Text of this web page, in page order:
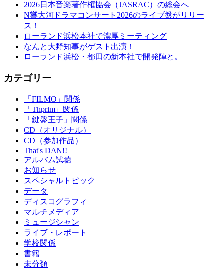
2026日本音楽著作権協会（JASRAC）の総会へ
N響大河ドラマコンサート2026のライブ盤がリリー
ス！
ローランド浜松本社で濃厚ミーティング
なんと大野知事がゲスト出演！
ローランド浜松・都田の新本社で開発陣と。
カテゴリー
「FILMO」関係
「Thprim」関係
「鍵盤王子」関係
CD（オリジナル）
CD（参加作品）
That's DAN!!
アルバム試聴
お知らせ
スペシャルトピック
データ
ディスコグラフィ
マルチメディア
ミュージシャン
ライブ・レポート
学校関係
書籍
未分類